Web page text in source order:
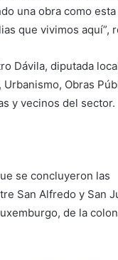
una obra como
que vivimos aquí”,
Dávila, diputada
Obras
y vecinos del sector.
se concluyeron las
San Alfredo y San
de la